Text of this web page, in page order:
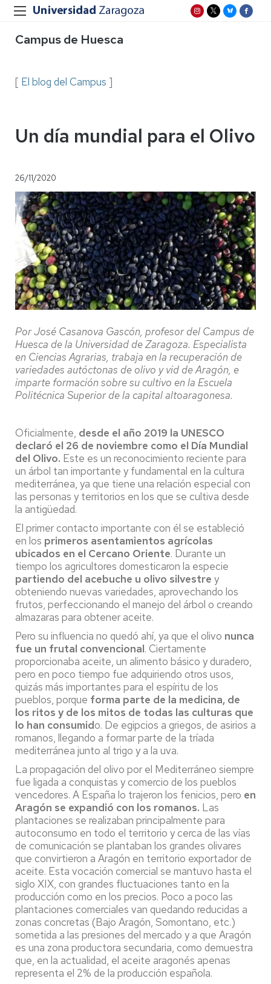
Campus de Huesca
[ El blog del Campus ]
Un día mundial para el Olivo
26/11/2020
Por José Casanova Gascón, profesor del Campus de
Huesca de la Universidad de Zaragoza. Especialista
en Ciencias Agrarias, trabaja en la recuperación de
variedades autóctonas de olivo y vid de Aragón, e
imparte formación sobre su cultivo en la Escuela
Politécnica Superior de la capital altoaragonesa.
Oficialmente, desde el año 2019 la UNESCO
declaró el 26 de noviembre como el Día Mundial
del Olivo. Este es un reconocimiento reciente para
un árbol tan importante y fundamental en la cultura
mediterránea, ya que tiene una relación especial con
las personas y territorios en los que se cultiva desde
la antigüedad.
El primer contacto importante con él se estableció
en los primeros asentamientos agrícolas
ubicados en el Cercano Oriente. Durante un
tiempo los agricultores domesticaron la especie
partiendo del acebuche u olivo silvestre y
obteniendo nuevas variedades, aprovechando los
frutos, perfeccionando el manejo del árbol o creando
almazaras para obtener aceite.
Pero su influencia no quedó ahí, ya que el olivo nunca
fue un frutal convencional. Ciertamente
proporcionaba aceite, un alimento básico y duradero,
pero en poco tiempo fue adquiriendo otros usos,
quizás más importantes para el espíritu de los
pueblos, porque forma parte de la medicina, de
los ritos y de los mitos de todas las culturas que
lo han consumido. De egipcios a griegos, de asirios a
romanos, llegando a formar parte de la tríada
mediterránea junto al trigo y a la uva.
La propagación del olivo por el Mediterráneo siempre
fue ligada a conquistas y comercio de los pueblos
vencedores. A España lo trajeron los fenicios, pero en
Aragón se expandió con los romanos. Las
plantaciones se realizaban principalmente para
autoconsumo en todo el territorio y cerca de las vías
de comunicación se plantaban los grandes olivares
que convirtieron a Aragón en territorio exportador de
aceite. Esta vocación comercial se mantuvo hasta el
siglo XIX, con grandes fluctuaciones tanto en la
producción como en los precios. Poco a poco las
plantaciones comerciales van quedando reducidas a
zonas concretas (Bajo Aragón, Somontano, etc.)
sometida a las presiones del mercado y a que Aragón
es una zona productora secundaria, como demuestra
que, en la actualidad, el aceite aragonés apenas
representa el 2% de la producción española.